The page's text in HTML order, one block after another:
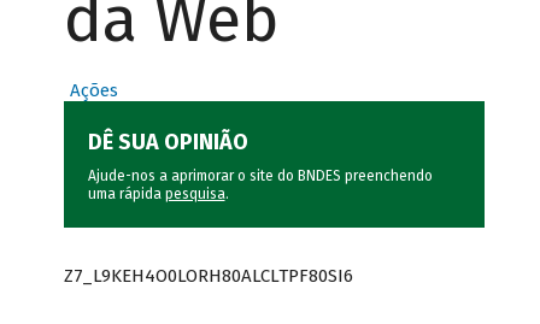
da Web
Ações
DÊ SUA OPINIÃO
Ajude-nos a aprimorar o site do BNDES preenchendo
uma rápida pesquisa.
Z7_L9KEH4O0LORH80ALCLTPF80SI6